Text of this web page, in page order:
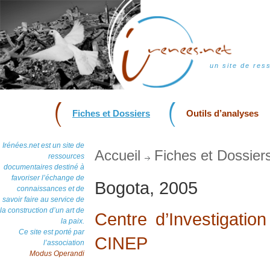
un site de
Fiches et Dossiers Outils d’analyses
Irénées.net est un site de
ressources
documentaires destiné à
favoriser l’échange de
connaissances et de
savoir faire au service de
la construction d’un art de
la paix.
Ce site est porté par
l’association
Modus Operandi
Accueil Fiches et
Bogota, 2005
Centre
CINEP